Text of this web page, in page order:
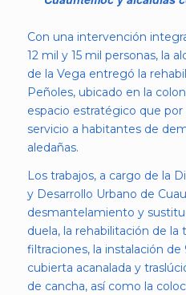
Con una intervención
12 mil y 15 mil personas, la
de la Vega entregó la
Peñoles, ubicado en la
espacio estratégico que
servicio a habitantes de
aledañas.
Los trabajos, a cargo de la
y Desarrollo Urbano de
desmantelamiento y
duela, la rehabilitación de
filtraciones, la instalación
cubierta acanalada y
de cancha, así como la